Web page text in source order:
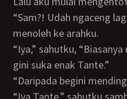
“Sam?! Udah ngaceng lagi?” tanya Tante Ken tanpa
menoleh ke arahku.
“Iya,” sahutku, “Biasanya ngentot menjelang subuh
gini suka enak Tante.”
“Daripada begini